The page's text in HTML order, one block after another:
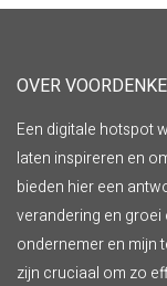
OVER
Een digitale hotspot
laten inspireren en
bieden hier een
verandering en groei
ondernemer en mijn
zijn cruciaal om zo